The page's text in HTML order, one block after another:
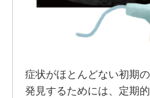
症状がほとんどない初期
発見するためには、定期